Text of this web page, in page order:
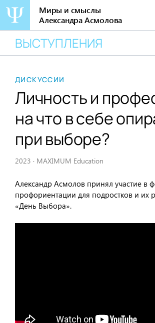
содержанию
Миры и смыслы
Александра Асмолова
ВЫСТУПЛЕНИЯ
ДИСКУССИИ
Личность и
на что в себе
при выборе?
2023 · MAXIMUM Education
Александр Асмолов принял участие в
профориентации для подростков и их
«День Выбора».